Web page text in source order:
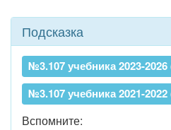
Подсказка
№3.107 учебника 2023-2026
№3.107 учебника 2021-2022
Вспомните: